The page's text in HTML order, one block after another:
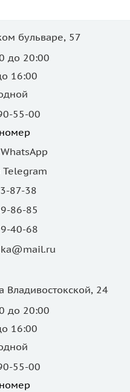
бульваре, 57
до 20:00
16:00
55-00
Telegram
87-38
86-85
40-68
Владивостокской, 24
до 20:00
16:00
55-00